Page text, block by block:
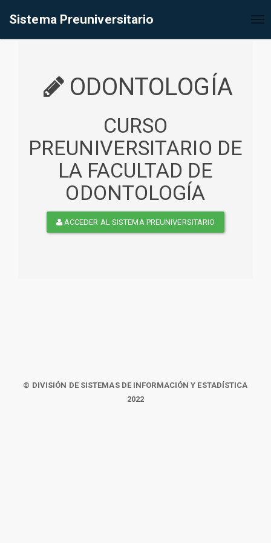
Sistema Preuniversitario
ODONTOLOGÍA
CURSO
PREUNIVERSITARIO DE
LA FACULTAD DE
ODONTOLOGÍA
ACCEDER AL SISTEMA PREUNIVERSITARIO
© DIVISIÓN DE SISTEMAS DE INFORMACIÓN Y ESTADÍSTICA
2022